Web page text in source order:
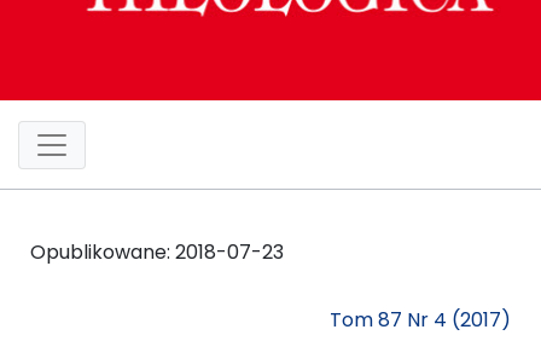
Opublikowane: 2018-07-23
Tom 87 Nr 4 (2017)